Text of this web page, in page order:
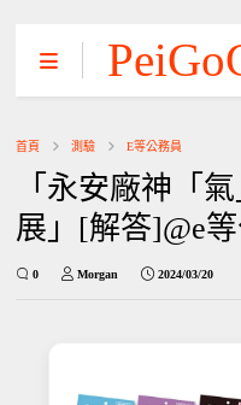
首頁 測驗 E等公務員
「永安廠神「
展」[解答]@e
0 Morgan 2024/03/20